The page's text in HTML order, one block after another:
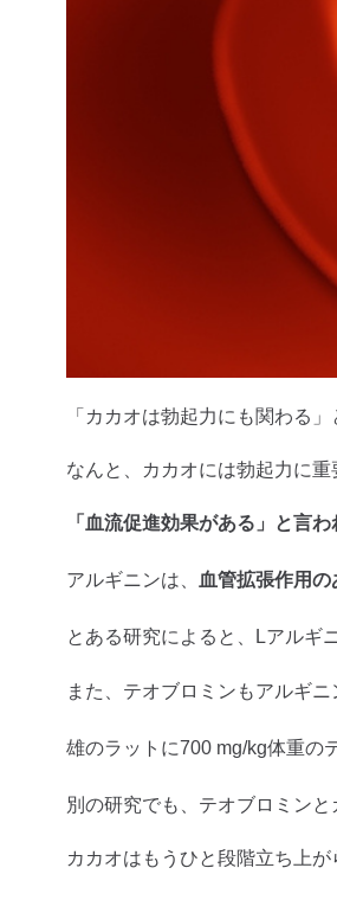
「カカオは勃起力にも関わる
なんと、カカオには勃起力に
「血流促進効果がある」と言わ
アルギニンは、 血管拡張作用
とある研究によると、Lアルギ
また、テオブロミンもアルギニ
雄のラットに700 mg/kg体重の
別の研究でも、テオブロミン
カカオはもうひと段階立ち上